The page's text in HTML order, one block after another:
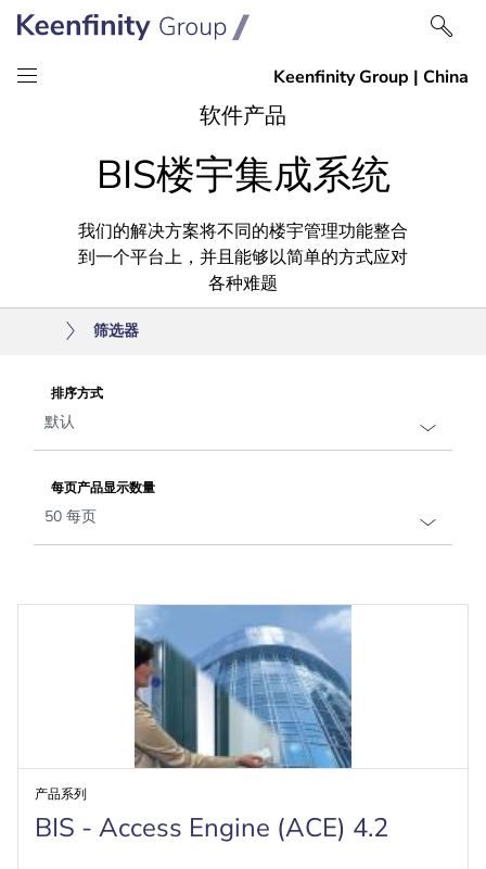
软件产品
BIS楼宇集成系统
我们的解决方案将不同的楼宇管理功能整合
到一个平台上，并且能够以简单的方式应对
各种难题
筛选器
排序方式
每页产品显示数量
产品系列
BIS - Access Engine (ACE) 4.2